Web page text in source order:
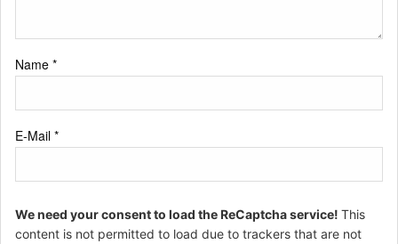
Name *
E-Mail *
We need your consent to load the ReCaptcha service! This
content is not permitted to load due to trackers that are not